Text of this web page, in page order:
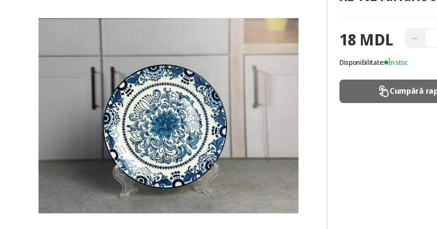
18 MDL −
Disponibilitate: În stoc
Cumpără